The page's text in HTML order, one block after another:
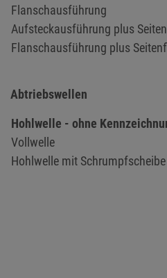
Flanschausführung
Aufsteckausführung plus
Flanschausführung plus
Abtriebswellen
Hohlwelle - ohne
Vollwelle
Hohlwelle mit